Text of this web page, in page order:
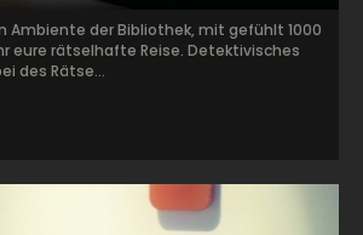
Ambiente der Bibliothek, mit gefühlt 1000
eure rätselhafte Reise. Detektivisches
des Rätse...